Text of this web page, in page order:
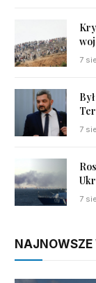
7
7
7
NAJNOWSZE